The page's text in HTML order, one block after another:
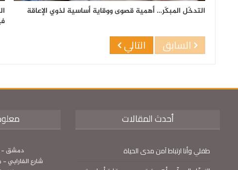
التدخّل المبكّر… أهمية قصوى ووقاية أساسية لذوي الإعاقة
السابق التالي
أحدث المقالات
طفلي وأنا ارتباط آمن مدى الحياة
دمشق -
شارع الفارابي